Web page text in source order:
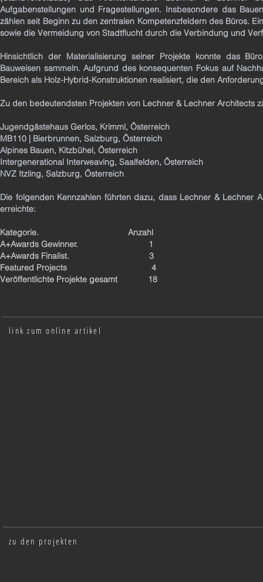
Aufgabenstellungen und Fragestellungen. Insbesondere das
zählen seit Beginn zu den zentralen Kompetenzfeldern des Büros.
sowie die Vermeidung von Stadtflucht durch die Verbindung und
Hinsichtlich der Materialisierung seiner Projekte konnte das
Bauweisen sammeln. Aufgrund des konsequenten Fokus auf
Bereich als Holz-Hybrid-Konstruktionen realisiert, die den
Zu den bedeutendsten Projekten von Lechner & Lechner Architects
Jugendgästehaus Gerlos, Krimml, Österreich
MB110 | Bierbrunnen, Salzburg, Österreich
Alpines Bauen, Kitzbühel, Österreich
Intergenerational Interweaving, Saalfelden, Österreich
NVZ Itzling, Salzburg, Österreich
Die folgenden Kennzahlen führten dazu, dass Lechner & Lechner
erreichte:
Kategorie. Anzahl
A+Awards Gewinner. 1
A+Awards Finalist. 3
Featured Projects 4
Veröffentlichte Projekte gesamt 18
link zum online artikel
zu den projekten